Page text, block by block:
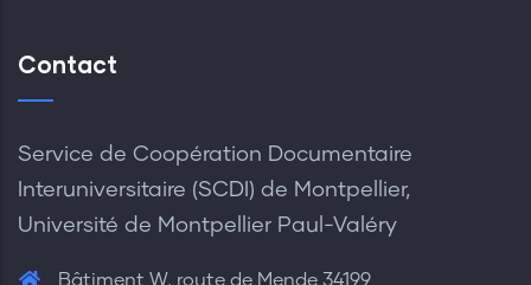
Contact
Service de Coopération Documentaire
Interuniversitaire (SCDI) de Montpellier,
Université de Montpellier Paul-Valéry
Bâtiment W, route de Mende 34199